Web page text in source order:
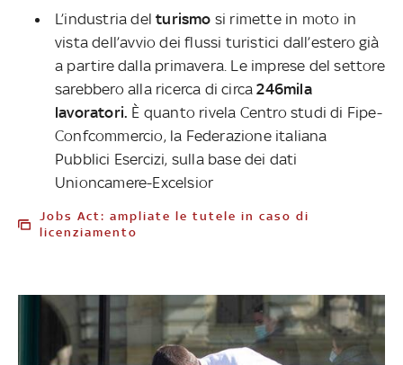
L’industria delturismo si rimette in moto in
vista dell’avvio dei flussi turistici dall’estero già
a partire dalla primavera. Le imprese del settore
sarebbero alla ricerca di circa 246mila
lavoratori. È quanto rivela Centro studi di Fipe-
Confcommercio, la Federazione italiana
Pubblici Esercizi, sulla base dei dati
Unioncamere-Excelsior
Jobs Act: ampliate le tutele in caso di
licenziamento